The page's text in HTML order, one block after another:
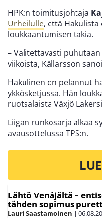
HPK:n toimitusjohtaja
Urheilulle, että
loukkaantumisen takia.
– Valitettavasti
viikoista, Källarsson
Hakulinen on pelannut
ykkösketjussa. Hän
ruotsalaista Växjö
Liigan runkosarja alkaa
avausottelussa TPS:n.
Lähtö Venäjältä –
tähden sopimus
Lauri Saastamoinen |